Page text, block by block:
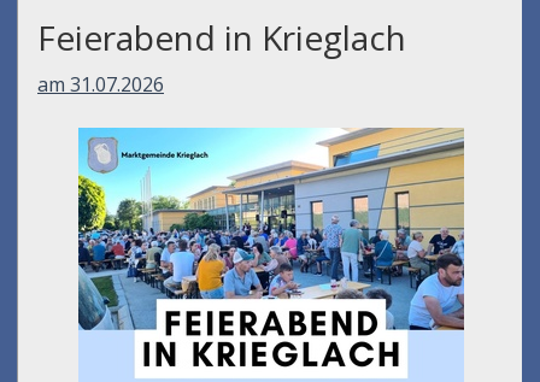
Feierabend in Krieglach
am 31.07.2026